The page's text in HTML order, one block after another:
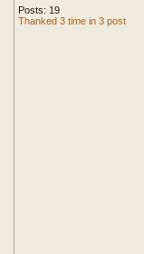
Posts: 19
Thanked 3 time in 3 post